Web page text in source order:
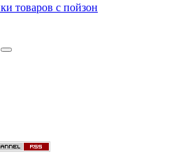
товаров с пойзон